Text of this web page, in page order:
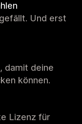
Und erst
damit deine
können.
Lizenz für